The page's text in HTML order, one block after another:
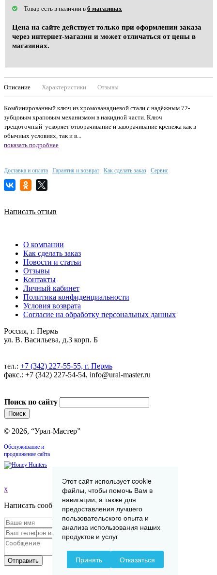
Товар есть в наличии в 6 магазинах
Цена на сайте действует только при оформлении заказа
через интернет-магазин и может отличаться от цены в
магазинах.
Описание Характеристики Отзывы
Комбинированный ключ из хромованадиевой стали с надёжным 72-
зубцовым храповым механизмом в накидной части. Ключ
трещоточный ускоряет отворачивание и заворачивание крепежа как в
обычных условиях, так и в...
показать подробнее
Доставка и оплата Гарантия и возврат Как сделать заказ Сервис
Написать отзыв
О компании
Как сделать заказ
Новости и статьи
Отзывы
Контакты
Личный кабинет
Политика конфиденциальности
Условия возврата
Согласие на обработку персональных данных
Россия, г. Пермь
ул. В. Васильева, д.3 корп. Б
тел.: +7 (342) 227-55-55, г. Пермь
факс.: +7 (342) 227-54-54, info@ural-master.ru
Поиск по сайту
© 2026, “Урал-Мастер”
Обслуживание и
продвижение сайта
x
Написать сообщение
Отправить
Этот сайт использует cookie-
файлы, чтобы помочь Вам в
навигации, а также для
предоставления лучшего
пользовательского опыта и
анализа использования наших
продуктов и услуг
Принять Отказаться